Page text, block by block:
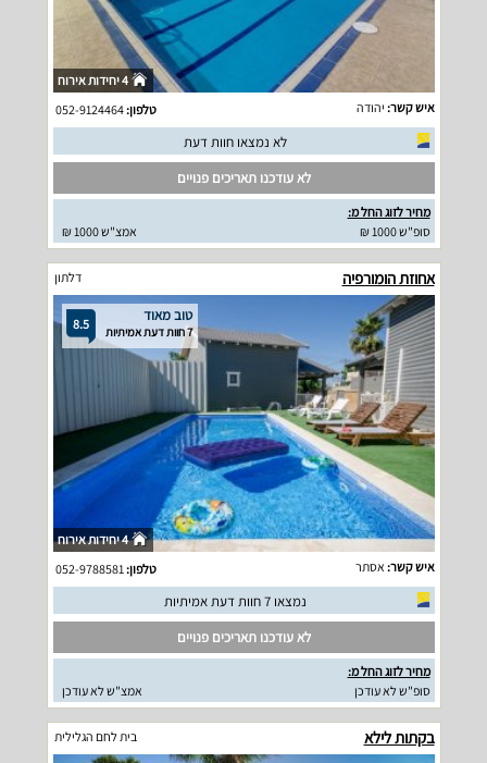
4 יחידות אירוח
איש קשר: יהודה טלפון:052-9124464
לא נמצאו חוות דעת
לא עודכנו תאריכים פנויים
מחיר לזוג החל מ:
סופ"ש 1000 ₪
אמצ"ש 1000 ₪
אחוזת הומורפיה דלתון
8.5 טוב מאוד
7 חוות דעת אמיתיות
4 יחידות אירוח
איש קשר: אסתר טלפון:
נמצאו 7 חוות דעת אמיתיות
לא עודכנו תאריכים פנויים
מחיר לזוג החל מ:
סופ"ש לא עודכן
אמצ"ש לא עודכן
בקתות לילא בית לחם הגלילית